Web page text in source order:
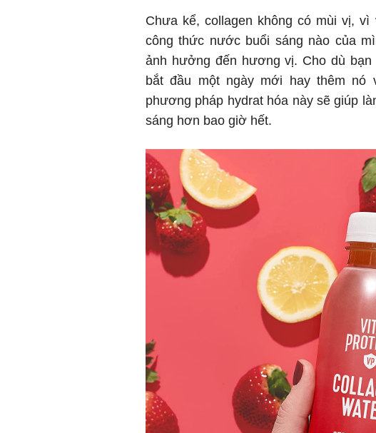
Chưa kể, collagen không có mùi vị,
công thức nước buổi sáng nào của
ảnh hưởng đến hương vị. Cho dù
bắt đầu một ngày mới hay thêm
phương pháp hydrat hóa này sẽ giúp
sáng hơn bao giờ hết.